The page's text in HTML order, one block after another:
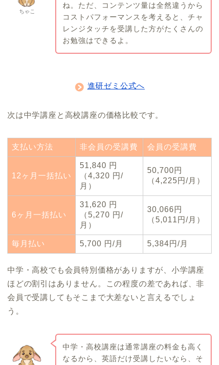
ちゃこ
ね。ただ、コンテンツ量は全然違うから
コストパフォーマンスを考えると、チャ
レンジタッチを受講した方がたくさんの
お勉強はできるよ。
進研ゼミ公式へ
次は中学講座と高校講座の価格比較です。
支払い方法 非会員の受講費 会員の受講費
12ヶ月一括払い
51,840 円
（4,320 円/
月）
50,700円
（4,225円/月）
6ヶ月一括払い
31,620 円
（5,270 円/
月）
30,066円
（5,011円/月）
毎月払い 5,700 円/月 5,384円/月
中学・高校でも会員特別価格がありますが、小学講座
ほどの割引はありません。この程度の差であれば、非
会員で受講してもそこまで大差ないと言えるでしょ
う。
中学・高校講座は通常講座の料金も高く
なるから、英語だけ受講したいなら、そ